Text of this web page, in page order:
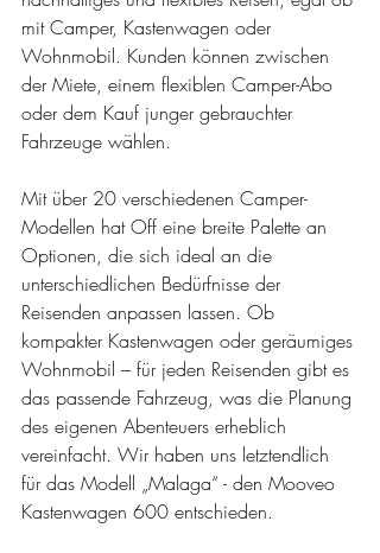
mit Camper, Kastenwagen oder
Wohnmobil. Kunden können zwischen
der Miete, einem flexiblen Camper-Abo
oder dem Kauf junger gebrauchter
Fahrzeuge wählen.
Mit über 20 verschiedenen Camper-
Modellen hat Off eine breite Palette an
Optionen, die sich ideal an die
unterschiedlichen Bedürfnisse der
Reisenden anpassen lassen. Ob
kompakter Kastenwagen oder geräumiges
Wohnmobil – für jeden Reisenden gibt es
das passende Fahrzeug, was die Planung
des eigenen Abenteuers erheblich
vereinfacht. Wir haben uns letztendlich
für das Modell „Malaga“ - den Mooveo
Kastenwagen 600 entschieden.